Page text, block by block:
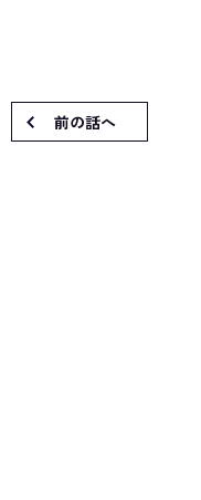
前の話へ